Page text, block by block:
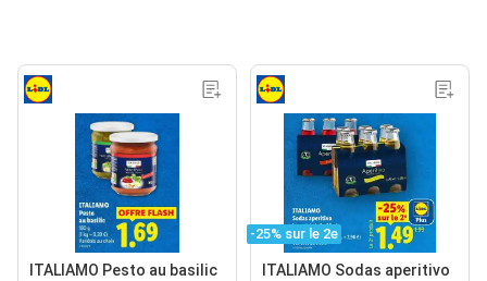
ITALIAMO Pesto au basilic
-25% sur le 2e
ITALIAMO Sodas aperitivo